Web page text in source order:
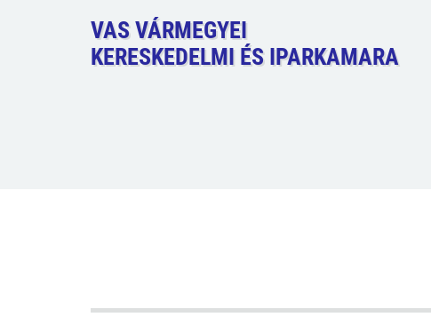
VAS VÁRMEGYEI
KERESKEDELMI ÉS IPARKAMARA